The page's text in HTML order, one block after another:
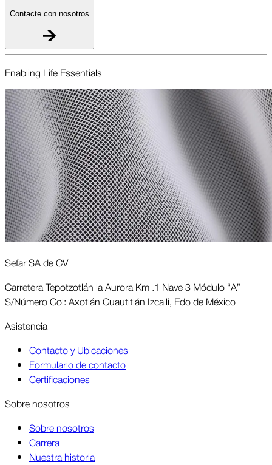
Contacte con nosotros
Enabling Life Essent­ials
Sefar SA de CV
Carretera Tepotzotlán la Aurora Km .1 Nave 3 Módulo “A”
S/Número Col: Axotlán Cuautitlán Izcalli, Edo de México
Asis­tencia
Contacto y Ubicaciones
Formulario de contacto
Certificaciones
Sobre nosotros
Sobre nosotros
Carrera
Nuestra historia